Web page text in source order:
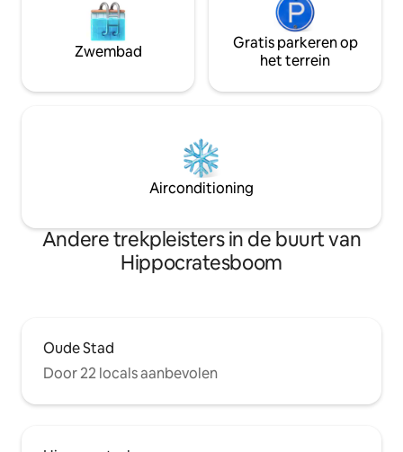
Zwembad
Gratis parkeren op
het terrein
Airconditioning
Andere trekpleisters in de buurt van
Hippocratesboom
Oude Stad
Door 22 locals aanbevolen